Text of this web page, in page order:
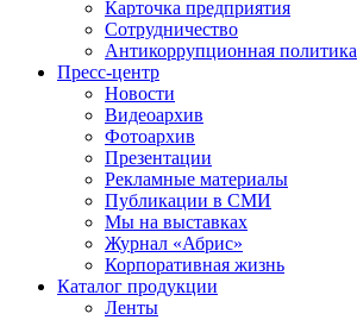
Карточка предприятия
Сотрудничество
Антикоррупционная политика
Пресс-центр
Новости
Видеоархив
Фотоархив
Презентации
Рекламные материалы
Публикации в СМИ
Мы на выставках
Журнал «Абрис»
Корпоративная жизнь
Каталог продукции
Ленты